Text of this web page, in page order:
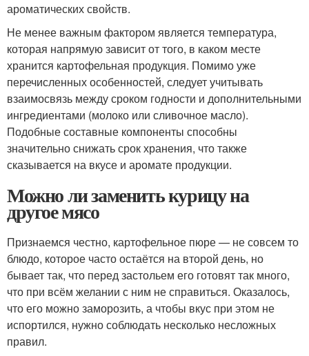
ароматических свойств.
Не менее важным фактором является температура,
которая напрямую зависит от того, в каком месте
хранится картофельная продукция. Помимо уже
перечисленных особенностей, следует учитывать
взаимосвязь между сроком годности и дополнительными
ингредиентами (молоко или сливочное масло).
Подобные составные компоненты способны
значительно снижать срок хранения, что также
сказывается на вкусе и аромате продукции.
Можно ли заменить курицу на
другое мясо
Признаемся честно, картофельное пюре — не совсем то
блюдо, которое часто остаётся на второй день, но
бывает так, что перед застольем его готовят так много,
что при всём желании с ним не справиться. Оказалось,
что его можно заморозить, а чтобы вкус при этом не
испортился, нужно соблюдать несколько несложных
правил.